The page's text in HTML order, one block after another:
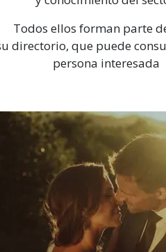
Todos ellos forman parte
directorio, que puede
persona interesada